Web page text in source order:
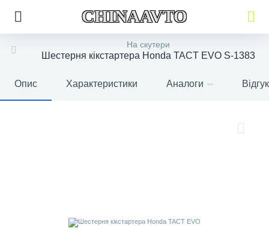
CHINAAVTO
На скутери
Шестерня кікстартера Honda TACT EVO S-1383
Опис Характеристики Аналоги